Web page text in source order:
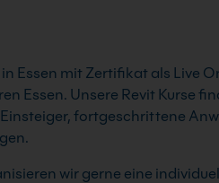
Essen mit Zertifikat als Live
Essen. Unsere Revit Kurse
fortgeschrittene
wir gerne eine